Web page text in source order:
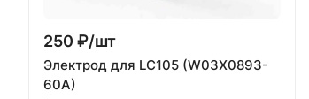
250 ₽/шт
Электрод для LC105 (W03X0893-
60A)